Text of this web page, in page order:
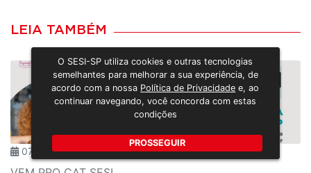
LEIA TAMBÉM
07/08/2026
O SESI-SP utiliza cookies e outras tecnologias
semelhantes para melhorar a sua experiência, de
acordo com a nossa Política de Privacidade e, ao
continuar navegando, você concorda com estas
condições
PROSSEGUIR